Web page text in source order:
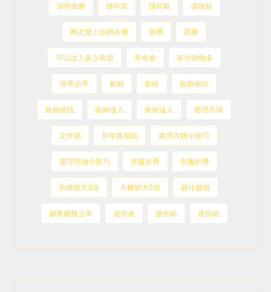
儲存服務 儲存箱 儲存箱 儲物箱
再次愛上你的衣櫃 劏房 劏房
可以放入多少東西 單車倉 家中雜物多
換季必學 收納 收納 收納秘技
收納秘技 收納達人 收納達人 整理衣櫃
文件箱 新年新開始 處理衣物小技巧
處理衣物小技巧 衣服折疊 衣服折疊
衣櫃變大3倍 衣櫃變大3倍 越住越細
越來越難上車 迷你倉 迷你箱 迷你箱